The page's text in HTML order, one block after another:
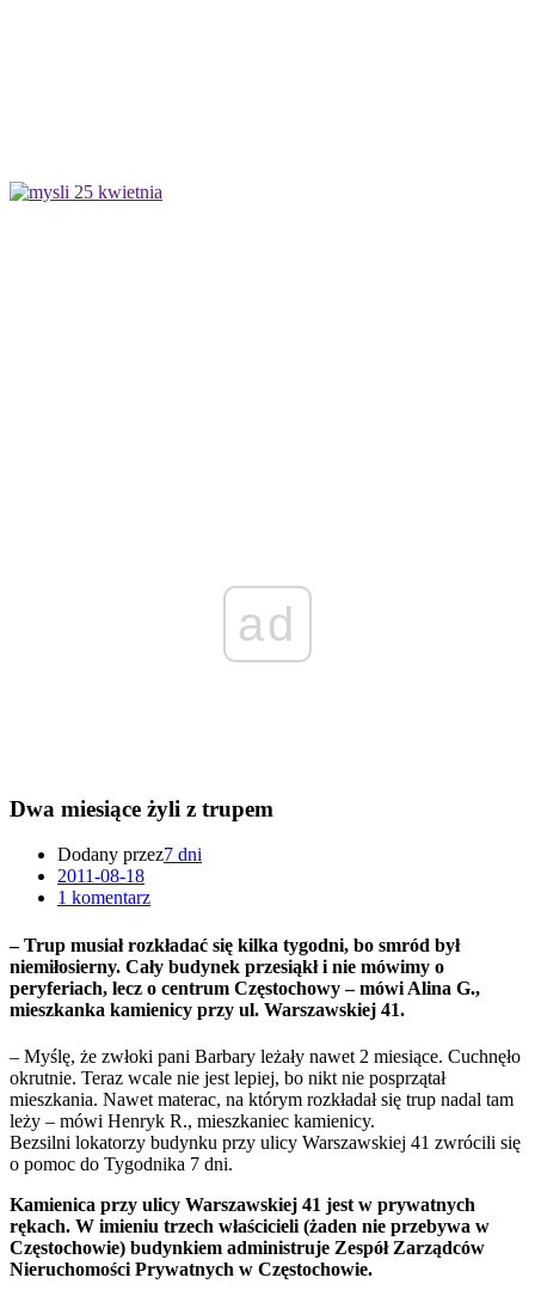
ad
Dwa miesiące żyli z trupem
Dodany przez7 dni
2011-08-18
1 komentarz
– Trup musiał rozkładać się kilka tygodni, bo smród był
niemiłosierny. Cały budynek przesiąkł i nie mówimy o
peryferiach, lecz o centrum Częstochowy – mówi Alina G.,
mieszkanka kamienicy przy ul. Warszawskiej 41.
– Myślę, że zwłoki pani Barbary leżały nawet 2 miesiące. Cuchnęło
okrutnie. Teraz wcale nie jest lepiej, bo nikt nie posprzątał
mieszkania. Nawet materac, na którym rozkładał się trup nadal tam
leży – mówi Henryk R., mieszkaniec kamienicy.
Bezsilni lokatorzy budynku przy ulicy Warszawskiej 41 zwrócili się
o pomoc do Tygodnika 7 dni.
Kamienica przy ulicy Warszawskiej 41 jest w prywatnych
rękach. W imieniu trzech właścicieli (żaden nie przebywa w
Częstochowie) budynkiem administruje Zespół Zarządców
Nieruchomości Prywatnych w Częstochowie.